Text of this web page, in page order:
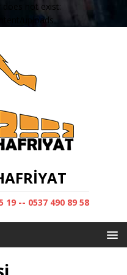
does not exist:
uploads
19 -- 0537 490 89 58